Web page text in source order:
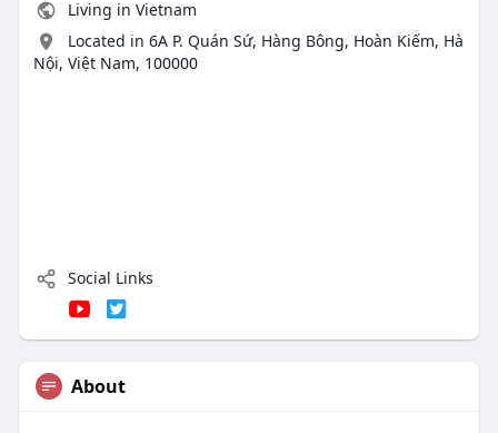
Living in Vietnam
Located in 6A P. Quán Sứ, Hàng Bông, Hoàn Kiếm, Hà
Nội, Việt Nam, 100000
Social Links
About